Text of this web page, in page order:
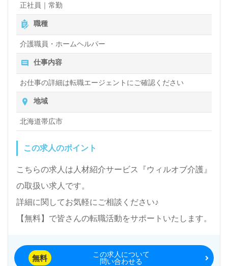
正社員｜常勤
職種
介護職員・ホームヘルパー
仕事内容
お仕事の詳細は転職エージェントにご確認ください
地域
北海道帯広市
この求人のポイント
こちらの求人は人材紹介サービス『ウィルオブ介護』
の取扱い求人です。
詳細に関してお気軽にご相談ください♪
【無料】で皆さんの転職活動をサポートいたします。
無料
この求人について
問い合わせる